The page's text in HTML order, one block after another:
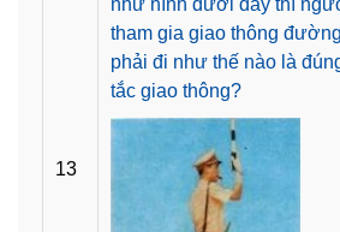
13
như hình dưới đây thì
tham gia giao thông
phải đi như thế nào là
tắc giao thông?